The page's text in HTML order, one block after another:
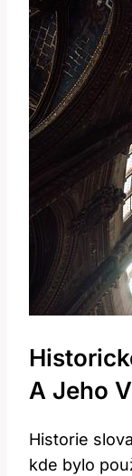
A Jeho‌
Historie‌
kde bylo